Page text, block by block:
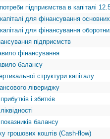
підприємства в капіталі
для фінансування основних
для фінансування
підприємств
фінансування
балансу
структури капіталу
лівериджу
і збитків
балансу
грошових коштів (Cash-flow)